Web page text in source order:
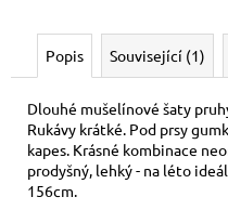
Popis Související (1)
Dlouhé mušelínové šaty
Rukávy krátké. Pod prsy
kapes. Krásné kombinace
prodyšný, lehký - na léto
156cm.